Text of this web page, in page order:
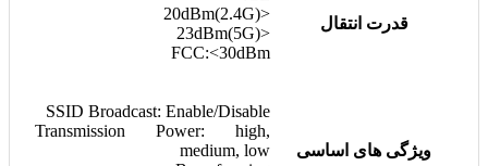
قدرت انتقال
<20dBm(2.4G)
<23dBm(5G)
FCC:<30dBm
ویژگی های اساسی
SSID Broadcast: Enable/Disable
Transmission Power: high,
medium, low